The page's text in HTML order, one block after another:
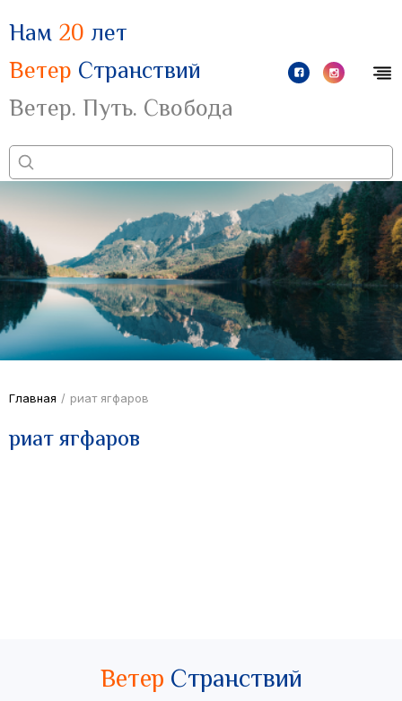
Нам 20 лет
Ветер Странствий
Ветер. Путь. Свобода
Главная / риат ягфаров
риат ягфаров
Ветер Странствий